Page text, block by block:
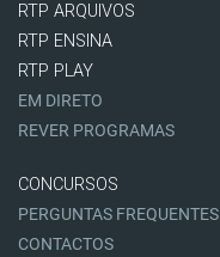
RTP ARQUIVOS
RTP ENSINA
RTP PLAY
EM DIRETO
REVER PROGRAMAS
CONCURSOS
PERGUNTAS FREQUENTES
CONTACTOS